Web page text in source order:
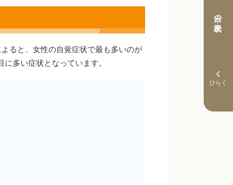
本日の予約状況
ると、女性の自覚症状で最も多いのが
多い症状となっています。